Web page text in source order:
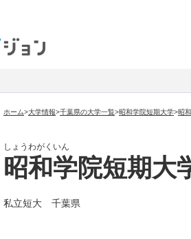
ホーム>大学情報>千葉県の大学一覧>昭和学院短期大学>昭
しょうわがくいん
昭和学院短期大
私立短大 千葉県